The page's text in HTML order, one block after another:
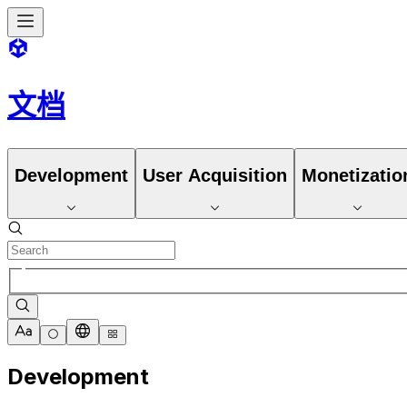
文档
Development User Acquisition
Development